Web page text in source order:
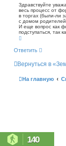
с
к
т
а
о
б
щ
е
н
Здравствуйте
весь процесс от
в торгах (были-ли
с домом
И еще вопрос как
подступаться, так
н
т
я
Ответить
Вернуться в
На главную
140